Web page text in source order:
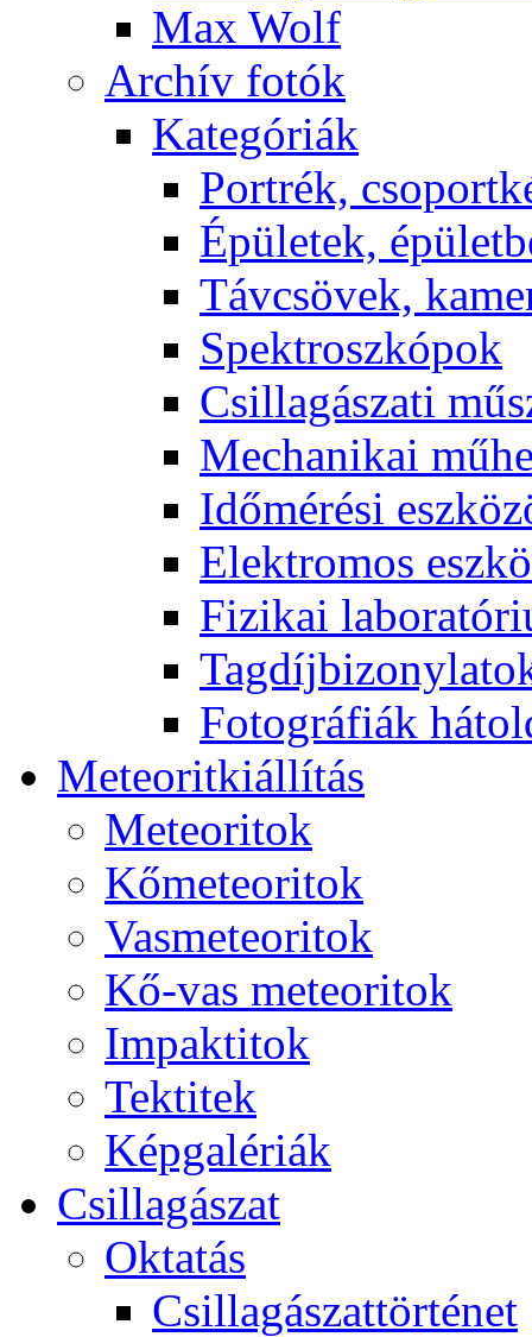
Max Wolf
Ar­chív fo­tók
Ka­te­gó­ri­ák
Port­rék,
Épü­le­tek,
Táv­csö­vek,
Spekt­rosz­kó­pok
Csil­la­gá­sza­ti
Me­cha­ni­kai
Idő­mé­ré­si
Elekt­ro­mos
Fi­zi­kai
Fo­tog­rá­fi­ák
Me­te­o­rit­ki­ál­lí­tás
Me­te­o­ri­tok
Kő­me­te­o­ri­tok
Vas­me­te­o­ri­tok
Kő-vas me­te­o­ri­tok
Imp­ak­ti­tok
Tek­ti­tek
Kép­ga­lé­ri­ák
Csil­la­gá­szat
Ok­ta­tás
Csil­la­gá­szat­tör­té­net